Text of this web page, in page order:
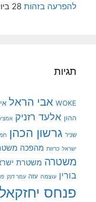
להפרעה בזהות 28 ביולי 2026
תגיות
WOKE אבי הראל
ההון אלעד רזניק
שניר גרשון הכהן
ישראל כרזות מהפכה
משטרה משטרת
בורין עוצמה עזה עמר דנק
פנחס